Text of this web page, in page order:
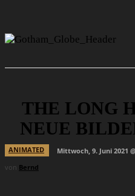
THE LONG
NEUE
ANIMATED
Mittwoch, 9. Juni 2021
von Bernd